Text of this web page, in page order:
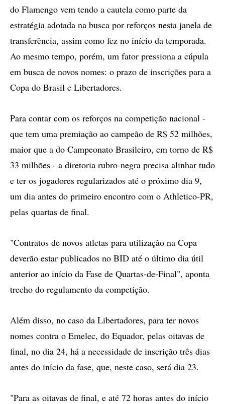
do Flamengo vem tendo a cautela como parte da
estratégia adotada na busca por reforços nesta janela de
transferência, assim como fez no início da temporada.
Ao mesmo tempo, porém, um fator pressiona a cúpula
em busca de novos nomes: o prazo de inscrições para a
Copa do Brasil e Libertadores.
Para contar com os reforços na competição nacional -
que tem uma premiação ao campeão de R$ 52 milhões,
maior que a do Campeonato Brasileiro, em torno de R$
33 milhões - a diretoria rubro-negra precisa alinhar tudo
e ter os jogadores regularizados até o próximo dia 9,
um dia antes do primeiro encontro com o Athletico-PR,
pelas quartas de final.
"Contratos de novos atletas para utilização na Copa
deverão estar publicados no BID até o último dia útil
anterior ao início da Fase de Quartas-de-Final", aponta
trecho do regulamento da competição.
Além disso, no caso da Libertadores, para ter novos
nomes contra o Emelec, do Equador, pelas oitavas de
final, no dia 24, há a necessidade de inscrição três dias
antes do início da fase, que, neste caso, será dia 23.
"Para as oitavas de final, e até 72 horas antes do início